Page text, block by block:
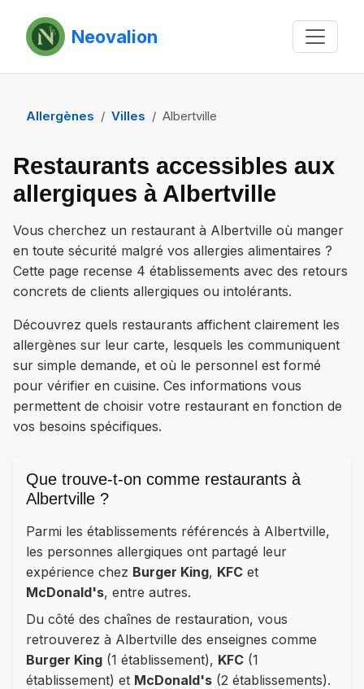
Neovalion
Allergènes Villes Albertville
Restaurants accessibles aux
allergiques à Albertville
Vous cherchez un restaurant à Albertville où manger
en toute sécurité malgré vos allergies alimentaires ?
Cette page recense 4 établissements avec des retours
concrets de clients allergiques ou intolérants.
Découvrez quels restaurants affichent clairement les
allergènes sur leur carte, lesquels les communiquent
sur simple demande, et où le personnel est formé
pour vérifier en cuisine. Ces informations vous
permettent de choisir votre restaurant en fonction de
vos besoins spécifiques.
Que trouve-t-on comme restaurants à
Albertville ?
Parmi les établissements référencés à Albertville,
les personnes allergiques ont partagé leur
expérience chez Burger King, KFC et
McDonald's, entre autres.
Du côté des chaînes de restauration, vous
retrouverez à Albertville des enseignes comme
Burger King (1 établissement), KFC (1
établissement) et McDonald's (2 établissements).